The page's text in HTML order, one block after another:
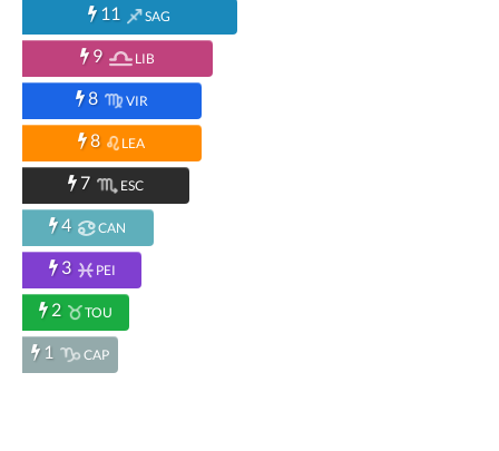
11 SAG
9 LIB
8 VIR
8 LEA
7 ESC
4 CAN
3 PEI
2 TOU
1 CAP